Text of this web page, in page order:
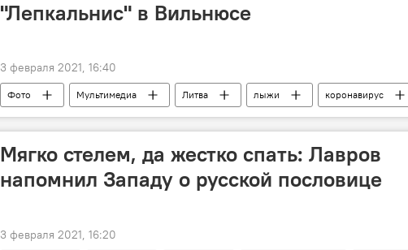
"Лепкальнис" в Вильнюсе
3 февраля 2021, 16:40
Фото Мультимедиа Литва лыжи коронавирус
Вильнюс
Мягко стелем, да жестко спать: Лавров
напомнил Западу о русской пословице
3 февраля 2021, 16:20